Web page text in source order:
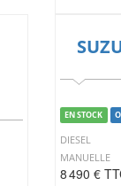
EN STOCK
DIESEL
MANUELLE
8 490 €